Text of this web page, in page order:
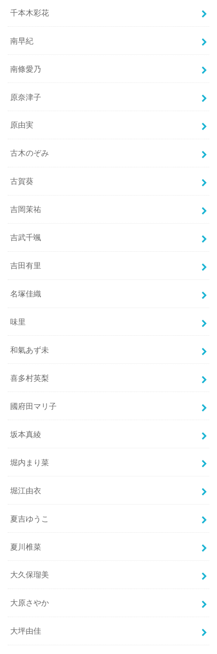
千本木彩花
南早紀
南條愛乃
原奈津子
原由実
古木のぞみ
古賀葵
吉岡茉祐
吉武千颯
吉田有里
名塚佳織
味里
和氣あず未
喜多村英梨
國府田マリ子
坂本真綾
堀内まり菜
堀江由衣
夏吉ゆうこ
夏川椎菜
大久保瑠美
大原さやか
大坪由佳